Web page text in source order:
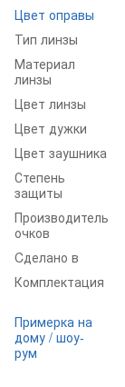
Цвет оправы
Тип линзы
Материал
линзы
Цвет линзы
Цвет дужки
Цвет заушника
Степень
защиты
Производитель
очков
Cделано в
Комплектация
Примерка на
дому / шоу-
рум